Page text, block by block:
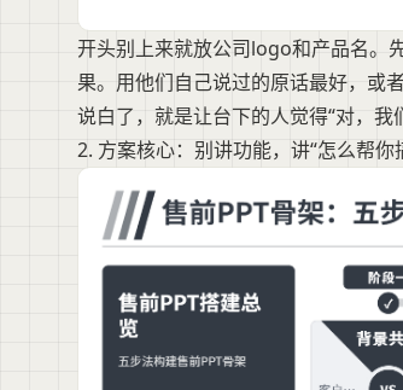
开头别上来就放公司logo和产品名。
果。用他们自己说过的原话最好，或
说白了，就是让台下的人觉得“对，我
2. 方案核心：别讲功能，讲“怎么帮你